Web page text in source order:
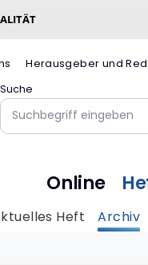
Herausgeber und
Suche
Online
Heft Archiv